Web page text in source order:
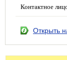
Контактное
Открыть